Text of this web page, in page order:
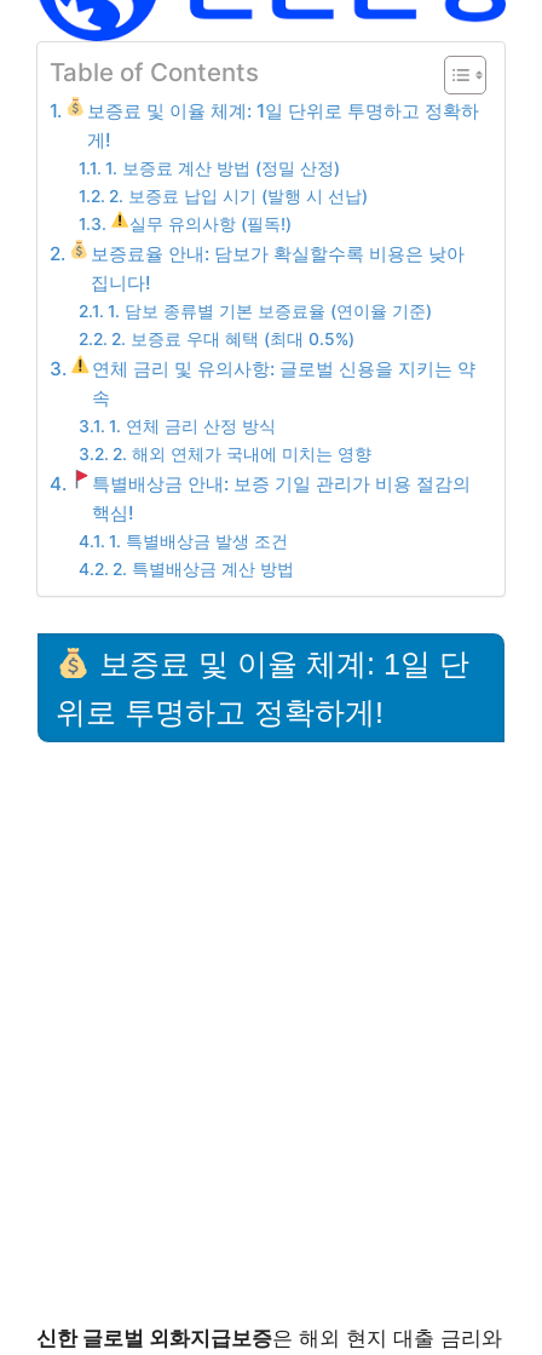
Table of Contents
보증료 및 이율 체계: 1일 단위로 투명하고 정확하
게!
1. 보증료 계산 방법 (정밀 산정)
2. 보증료 납입 시기 (발행 시 선납)
실무 유의사항 (필독!)
보증료율 안내: 담보가 확실할수록 비용은 낮아
집니다!
1. 담보 종류별 기본 보증료율 (연이율 기준)
2. 보증료 우대 혜택 (최대 0.5%)
연체 금리 및 유의사항: 글로벌 신용을 지키는 약
속
1. 연체 금리 산정 방식
2. 해외 연체가 국내에 미치는 영향
특별배상금 안내: 보증 기일 관리가 비용 절감의
핵심!
1. 특별배상금 발생 조건
2. 특별배상금 계산 방법
보증료 및 이율 체계: 1일 단
위로 투명하고 정확하게!
신한 글로벌 외화지급보증은 해외 현지 대출 금리와